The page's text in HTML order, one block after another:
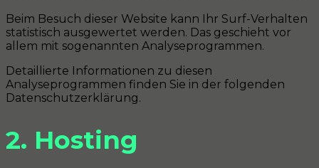
Beim Besuch dieser Website kann Ihr Surf-Verhalten
statistisch ausgewertet werden. Das geschieht vor
allem mit sogenannten Analyseprogrammen.
Detaillierte Informationen zu diesen
Analyseprogrammen finden Sie in der folgenden
Datenschutzerklärung.
2. Hosting